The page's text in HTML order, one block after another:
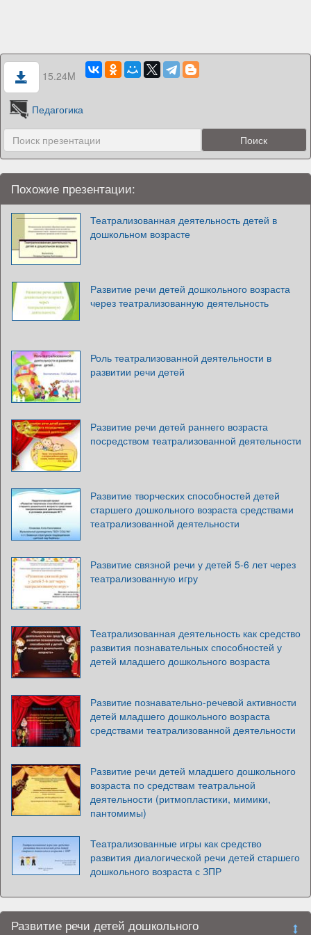
15.24M
Педагогика
Похожие презентации:
Театрализованная деятельность детей в
дошкольном возрасте
Развитие речи детей дошкольного возраста
через театрализованную деятельность
Роль театрализованной деятельности в
развитии речи детей
Развитие речи детей раннего возраста
посредством театрализованной деятельности
Развитие творческих способностей детей
старшего дошкольного возраста средствами
театрализованной деятельности
Развитие связной речи у детей 5-6 лет через
театрализованную игру
Театрализованная деятельность как средство
развития познавательных способностей у
детей младшего дошкольного возраста
Развитие познавательно-речевой активности
детей младшего дошкольного возраста
средствами театрализованной деятельности
Развитие речи детей младшего дошкольного
возраста по средствам театральной
деятельности (ритмопластики, мимики,
пантомимы)
Театрализованные игры как средство
развития диалогической речи детей старшего
дошкольного возраста с ЗПР
Развитие речи детей дошкольного